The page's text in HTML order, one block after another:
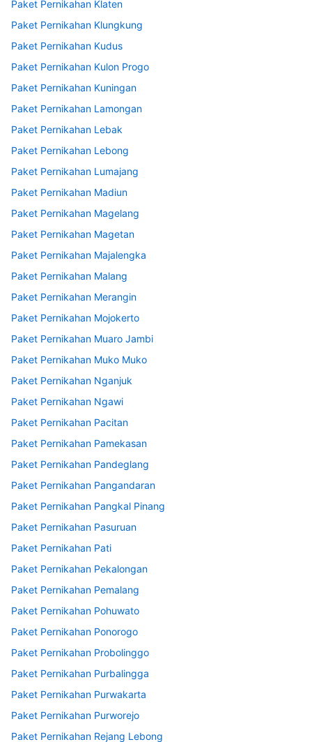
Paket Pernikahan Klaten
Paket Pernikahan Klungkung
Paket Pernikahan Kudus
Paket Pernikahan Kulon Progo
Paket Pernikahan Kuningan
Paket Pernikahan Lamongan
Paket Pernikahan Lebak
Paket Pernikahan Lebong
Paket Pernikahan Lumajang
Paket Pernikahan Madiun
Paket Pernikahan Magelang
Paket Pernikahan Magetan
Paket Pernikahan Majalengka
Paket Pernikahan Malang
Paket Pernikahan Merangin
Paket Pernikahan Mojokerto
Paket Pernikahan Muaro Jambi
Paket Pernikahan Muko Muko
Paket Pernikahan Nganjuk
Paket Pernikahan Ngawi
Paket Pernikahan Pacitan
Paket Pernikahan Pamekasan
Paket Pernikahan Pandeglang
Paket Pernikahan Pangandaran
Paket Pernikahan Pangkal Pinang
Paket Pernikahan Pasuruan
Paket Pernikahan Pati
Paket Pernikahan Pekalongan
Paket Pernikahan Pemalang
Paket Pernikahan Pohuwato
Paket Pernikahan Ponorogo
Paket Pernikahan Probolinggo
Paket Pernikahan Purbalingga
Paket Pernikahan Purwakarta
Paket Pernikahan Purworejo
Paket Pernikahan Rejang Lebong